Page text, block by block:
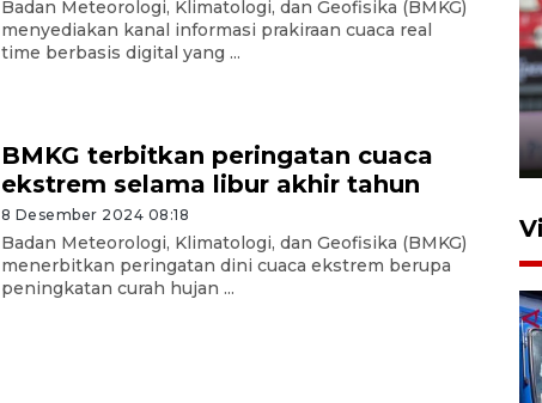
Badan Meteorologi, Klimatologi, dan Geofisika (BMKG)
menyediakan kanal informasi prakiraan cuaca real
time berbasis digital yang ...
BMKG terbitkan peringatan cuaca
ekstrem selama libur akhir tahun
8 Desember 2024 08:18
Badan Meteorologi, Klimatologi, dan Geofisika (BMKG)
menerbitkan peringatan dini cuaca ekstrem berupa
peningkatan curah hujan ...
Persib Bandung lolos ke final
4 Agustus 2026 20:10